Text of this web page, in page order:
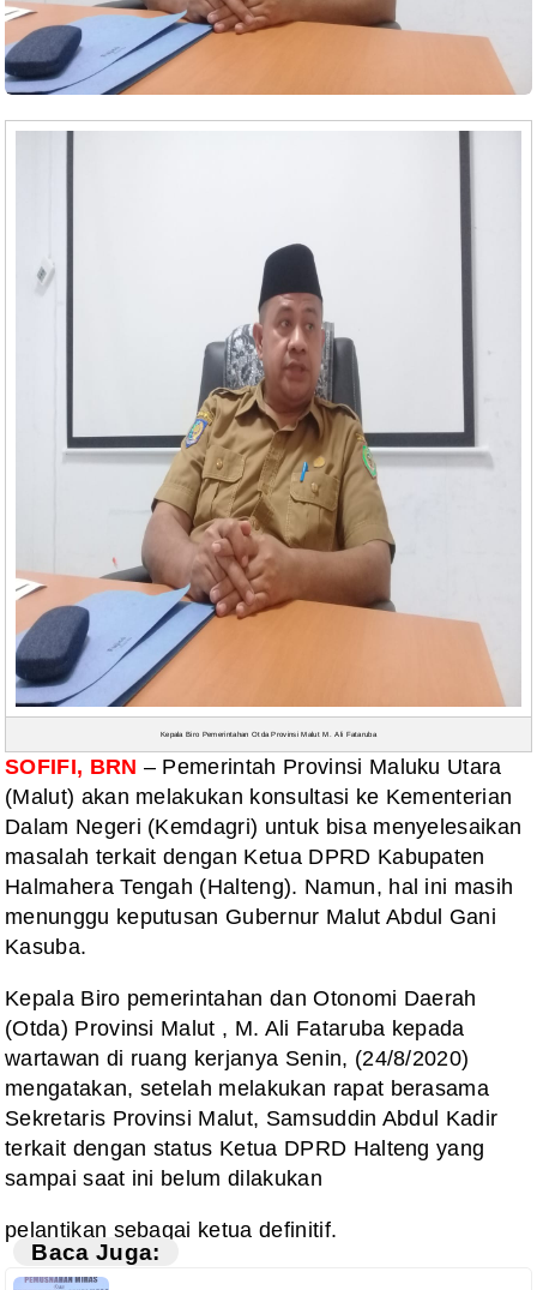
Kepala Biro Pemerintahan Otda Provinsi Malut M. Ali Fataruba
SOFIFI, BRN – Pemerintah Provinsi Maluku Utara
(Malut) akan melakukan konsultasi ke Kementerian
Dalam Negeri (Kemdagri) untuk bisa menyelesaikan
masalah terkait dengan Ketua DPRD Kabupaten
Halmahera Tengah (Halteng). Namun, hal ini masih
menunggu keputusan Gubernur Malut Abdul Gani
Kasuba.
Kepala Biro pemerintahan dan Otonomi Daerah
(Otda) Provinsi Malut , M. Ali Fataruba kepada
wartawan di ruang kerjanya Senin, (24/8/2020)
mengatakan, setelah melakukan rapat berasama
Sekretaris Provinsi Malut, Samsuddin Abdul Kadir
terkait dengan status Ketua DPRD Halteng yang
sampai saat ini belum dilakukan
pelantikan sebagai ketua definitif.
Baca Juga: